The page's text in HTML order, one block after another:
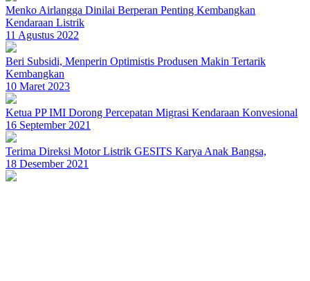
Menko Airlangga Dinilai Berperan Penting Kembangkan
Kendaraan Listrik
11 Agustus 2022
Beri Subsidi, Menperin Optimistis Produsen Makin Tertarik
Kembangkan
10 Maret 2023
Ketua PP IMI Dorong Percepatan Migrasi Kendaraan Konvesional
16 September 2021
Terima Direksi Motor Listrik GESITS Karya Anak Bangsa,
18 Desember 2021